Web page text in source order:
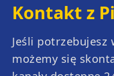
Kontakt z
Jeśli potrzebujesz
możemy się